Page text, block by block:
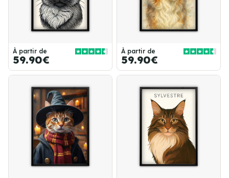
À partir de
59.90€
À partir de
59.90€